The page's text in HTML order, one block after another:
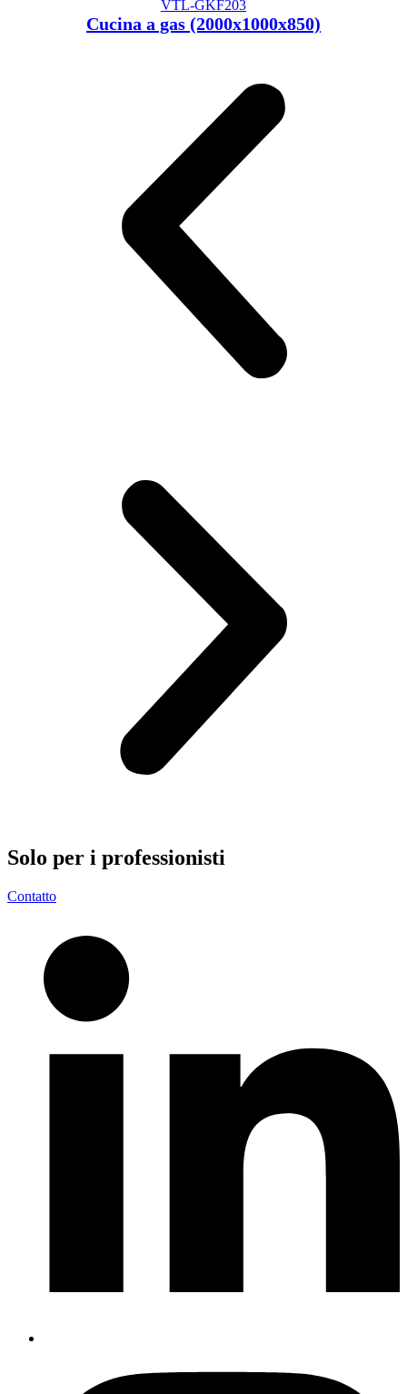
VTL-GKF203
Cucina a gas (2000x1000x850)
Solo per i professionisti
Contatto